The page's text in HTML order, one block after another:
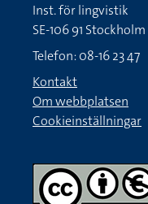
Inst. för lingvistik
SE-106 91 Stockholm
Telefon: 08-16 23 47
Kontakt
Om webbplatsen
Cookieinställningar